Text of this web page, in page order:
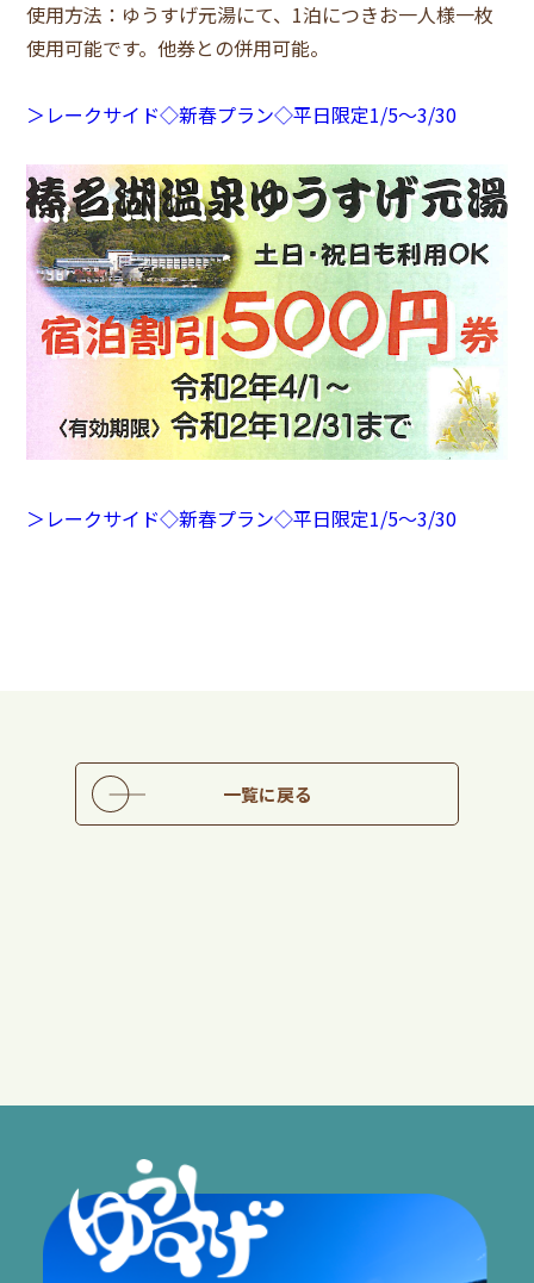
使用方法：ゆうすげ元湯にて、1泊につきお一人様一枚
使用可能です。他券との併用可能。
＞レークサイド◇新春プラン◇平日限定1/5～3/30
＞レークサイド◇新春プラン◇平日限定1/5～3/30
一覧に戻る